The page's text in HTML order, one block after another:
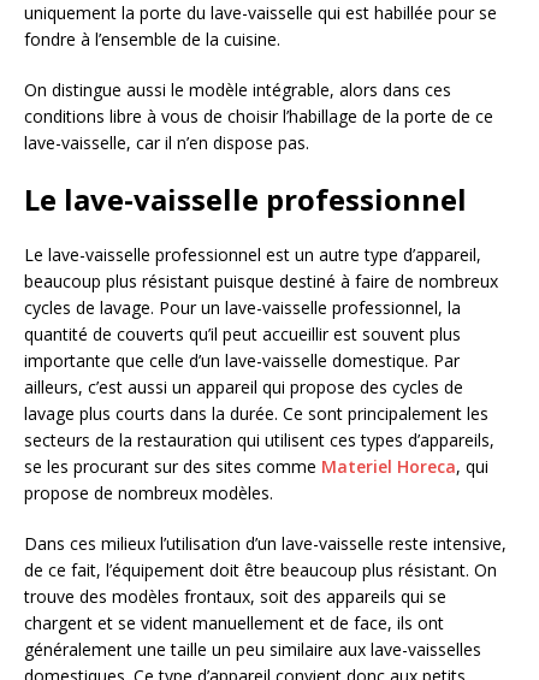
uniquement la porte du lave-vaisselle qui est habillée pour se
fondre à l’ensemble de la cuisine.
On distingue aussi le modèle intégrable, alors dans ces
conditions libre à vous de choisir l’habillage de la porte de ce
lave-vaisselle, car il n’en dispose pas.
Le lave-vaisselle professionnel
Le lave-vaisselle professionnel est un autre type d’appareil,
beaucoup plus résistant puisque destiné à faire de nombreux
cycles de lavage. Pour un lave-vaisselle professionnel, la
quantité de couverts qu’il peut accueillir est souvent plus
importante que celle d’un lave-vaisselle domestique. Par
ailleurs, c’est aussi un appareil qui propose des cycles de
lavage plus courts dans la durée. Ce sont principalement les
secteurs de la restauration qui utilisent ces types d’appareils,
se les procurant sur des sites comme Materiel Horeca, qui
propose de nombreux modèles.
Dans ces milieux l’utilisation d’un lave-vaisselle reste intensive,
de ce fait, l’équipement doit être beaucoup plus résistant. On
trouve des modèles frontaux, soit des appareils qui se
chargent et se vident manuellement et de face, ils ont
généralement une taille un peu similaire aux lave-vaisselles